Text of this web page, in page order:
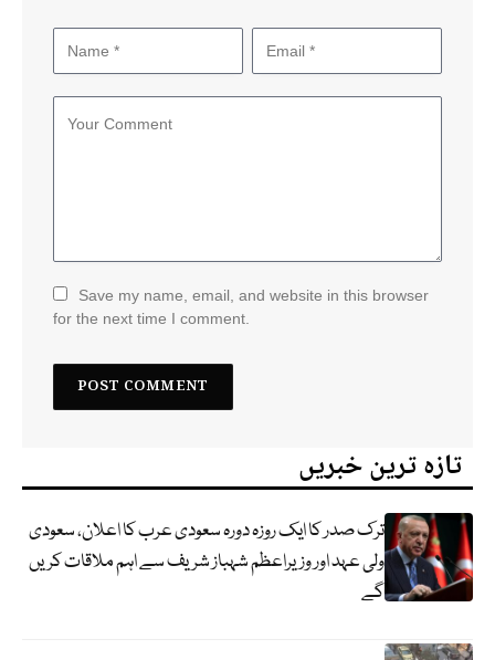
Save my name, email, and website in this browser
for the next time I comment.
تازہ ترین خبریں
ترک صدر کا ایک روزہ دورہ سعودی عرب کا اعلان، سعودی
ولی عہد اور وزیراعظم شہباز شریف سے اہم ملاقات کریں
گے